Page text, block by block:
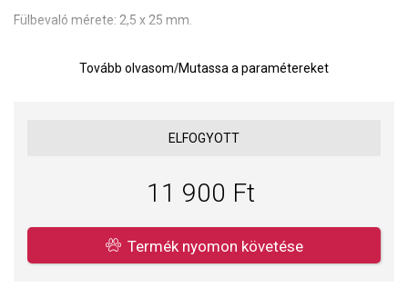
Fülbevaló mérete: 2,5 x 25 mm.
Tovább olvasom/Mutassa a paramétereket
ELFOGYOTT
11 900 Ft
Termék nyomon követése